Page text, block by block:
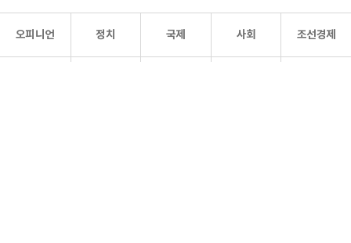
오피니언 정치 국제 사회 조선경제